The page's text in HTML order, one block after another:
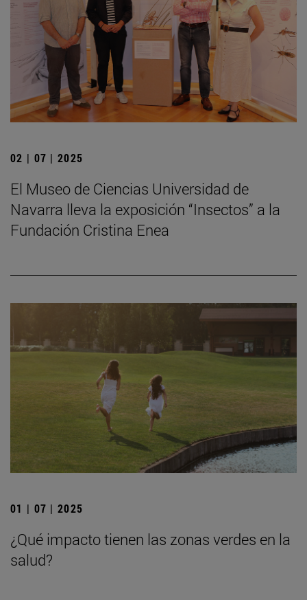
02 | 07 | 2025
El Museo de Ciencias Universidad de
Navarra lleva la exposición “Insectos” a la
Fundación Cristina Enea
01 | 07 | 2025
¿Qué impacto tienen las zonas verdes en la
salud?